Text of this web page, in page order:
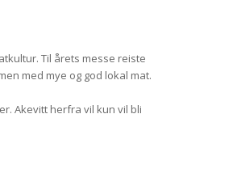
Til årets messe reiste
med mye og god lokal mat.
Akevitt herfra vil kun vil bli